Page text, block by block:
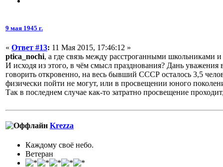
9 мая 1945 г.
« Ответ #13: 11 Мая 2015, 17:46:12 »
ptica_nochi, а где связь между расстроганными школьниками
И исходя из этого, в чём смысл празднования? Дань уважения
говорить откровенно, на весь бывший СССР осталось 3,5
физически пойти не могут, или в просвещении юного
Так в последнем случае как-то затратно просвещение
Krezza
Каждому своё небо.
Ветеран